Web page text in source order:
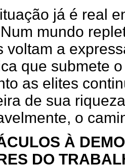
já é real
mundo
voltam a
que submete
as elites
de sua
o
À
DO